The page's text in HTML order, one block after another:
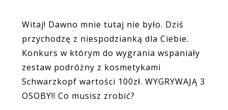
Witaj! Dawno mnie tutaj nie było. Dziś
przychodzę z niespodzianką dla Ciebie.
Konkurs w którym do wygrania wspaniały
zestaw podróżny z kosmetykami
Schwarzkopf wartości 100zł. WYGRYWAJĄ 3
OSOBY!! Co musisz zrobić?